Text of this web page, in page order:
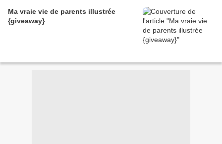
Ma vraie vie de parents illustrée
{giveaway}